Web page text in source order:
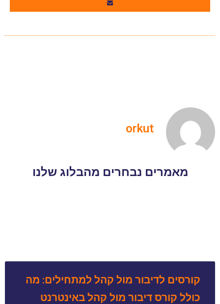
orkut
מאמרים נבחרים מהבלוג שלנו
קורסים לדיבור מול קהל למתחילים: מה
כולל קורס דיבור מול קהל באינטרנט